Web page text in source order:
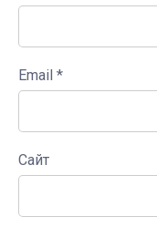
Email *
Сайт